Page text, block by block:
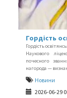
Гордість
Гордість
Наукового
почесного
нагорода —
Новини
2026-06-29